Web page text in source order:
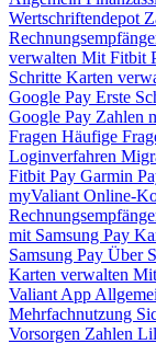
Wertschriftendepot
verwalten Mit Fitbit
Schritte Karten
Google Pay Erste
Google Pay Zahlen
Fragen Häufige
Loginverfahren
Fitbit Pay Garmin
myValiant Online-
mit Samsung Pay
Samsung Pay Über
Karten verwalten
Valiant App
Mehrfachnutzung
Vorsorgen Zahlen